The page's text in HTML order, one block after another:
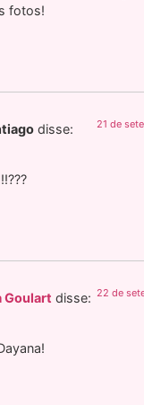
fotos!
disse: 21 de
Goulart disse: 22 de